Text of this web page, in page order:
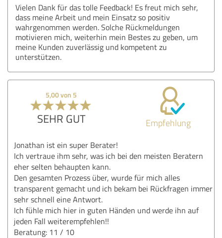
Vielen Dank für das tolle Feedback! Es freut mich sehr,
dass meine Arbeit und mein Einsatz so positiv
wahrgenommen werden. Solche Rückmeldungen
motivieren mich, weiterhin mein Bestes zu geben, um
meine Kunden zuverlässig und kompetent zu
unterstützen.
5,00 von 5
SEHR GUT Empfehlung
Jonathan ist ein super Berater!
Ich vertraue ihm sehr, was ich bei den meisten Beratern
eher selten behaupten kann.
Den gesamten Prozess über, wurde für mich alles
transparent gemacht und ich bekam bei Rückfragen immer
sehr schnell eine Antwort.
Ich fühle mich hier in guten Händen und werde ihn auf
jeden Fall weiterempfehlen!!
Beratung: 11 / 10